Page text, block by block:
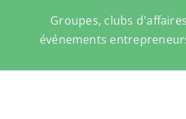
Groupes, clubs
événements